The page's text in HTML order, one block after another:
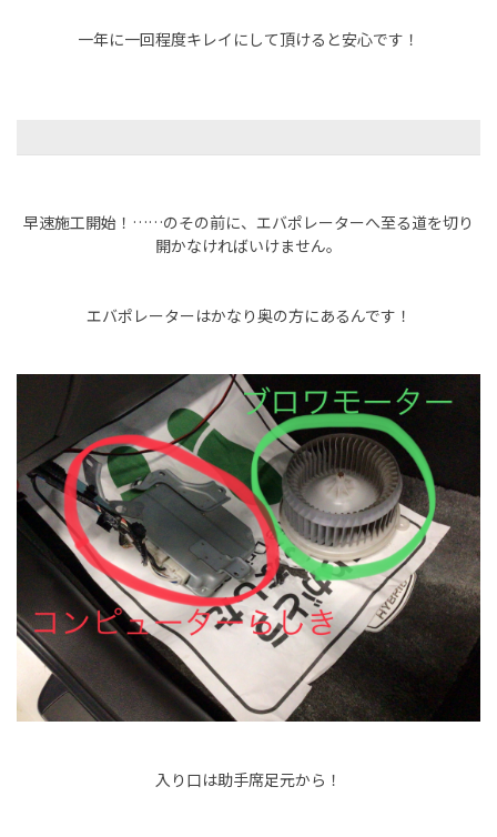
一年に一回程度キレイにして頂けると安心です！
早速施工開始！……のその前に、エバポレーターへ至る道を切り
開かなければいけません。
エバポレーターはかなり奥の方にあるんです！
入り口は助手席足元から！